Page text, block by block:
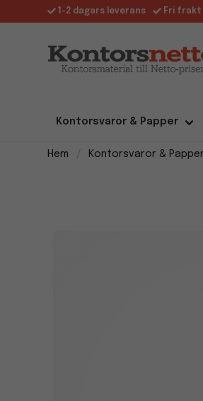
1-2 dagars leverans Fri frakt
Kontorsvaror & Papper
Hem Kontorsvaror & Papper